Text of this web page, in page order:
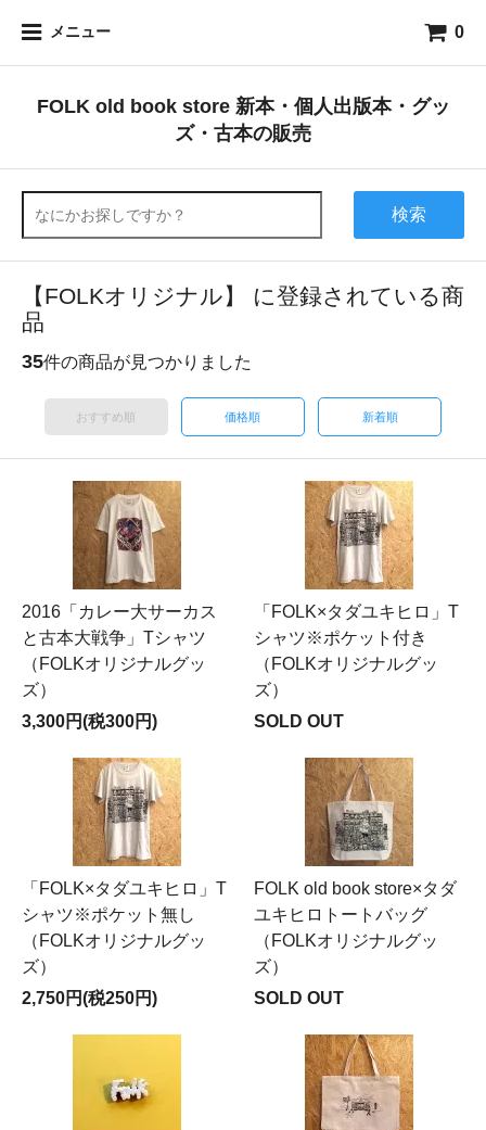
メニュー 0
FOLK old book store 新本・個人出版本・グッ
ズ・古本の販売
検索
【FOLKオリジナル】 に登録されている商
品
35件の商品が見つかりました
おすすめ順 価格順 新着順
2016「カレー大サーカス
と古本大戦争」Tシャツ
（FOLKオリジナルグッ
ズ）
3,300円(税300円)
「FOLK×タダユキヒロ」T
シャツ※ポケット付き
（FOLKオリジナルグッ
ズ）
SOLD OUT
「FOLK×タダユキヒロ」T
シャツ※ポケット無し
（FOLKオリジナルグッ
ズ）
2,750円(税250円)
FOLK old book store×タダ
ユキヒロトートバッグ
（FOLKオリジナルグッ
ズ）
SOLD OUT